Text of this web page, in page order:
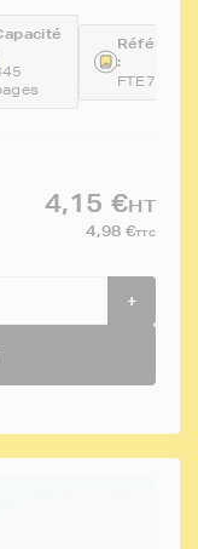
:
FTE712
4,15 €HT
4,98 €TTC
+